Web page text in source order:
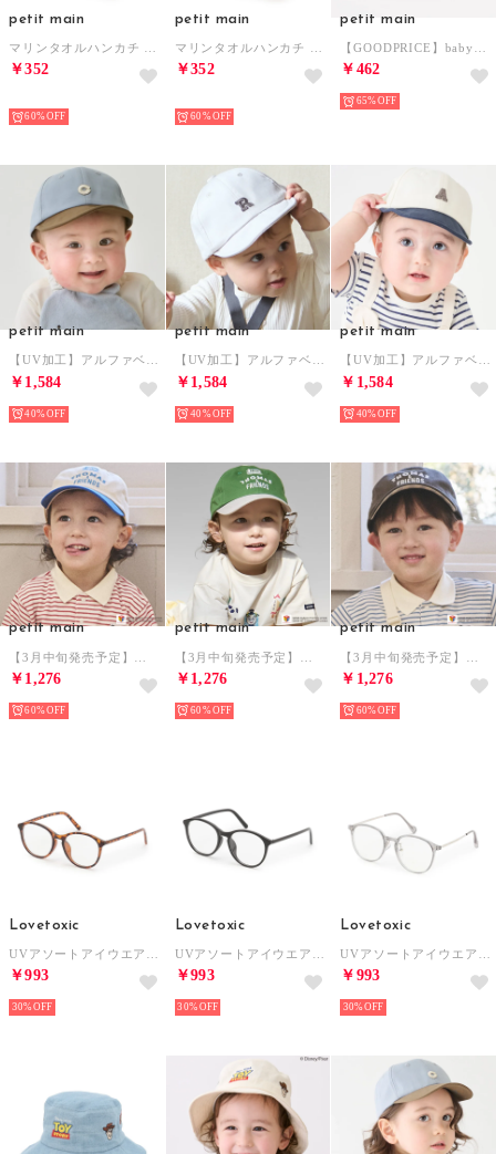
petit main
￥352
60%
petit main
￥352
60%
petit main
￥462
65%
petit main
【UV加工】アルファベットロゴキャップ （サックス）
￥1,584
40%
petit main
【UV加工】アルファベットロゴキャップ （ECRU(キナリ)）
￥1,584
40%
petit main
【UV加工】アルファベットロゴキャップ （紺）
￥1,584
40%
petit main
￥1,276
60%
petit main
￥1,276
60%
petit main
￥1,276
60%
Lovetoxic
￥993
30%
Lovetoxic
￥993
30%
Lovetoxic
￥993
30%